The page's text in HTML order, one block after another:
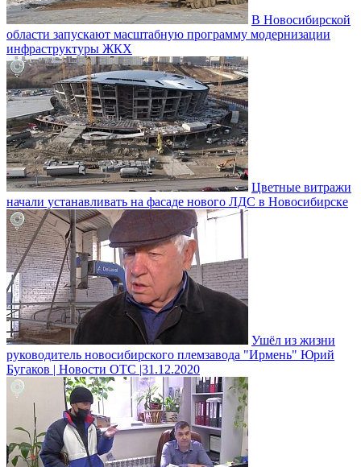
В Новосибирской
области запускают масштабную программу модернизации
инфраструктуры ЖКХ
Цветные витражи
начали устанавливать на фасаде нового ЛДС в Новосибирске
Ушёл из жизни
руководитель новосибирского племзавода "Ирмень" Юрий
Бугаков | Новости ОТС |31.12.2020